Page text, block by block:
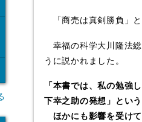
「商売は真剣勝負」と
幸福の科学大川隆法総
うに説かれました。
「本書では、私の勉強
下幸之助の発想」とい
ほかにも影響を受けて